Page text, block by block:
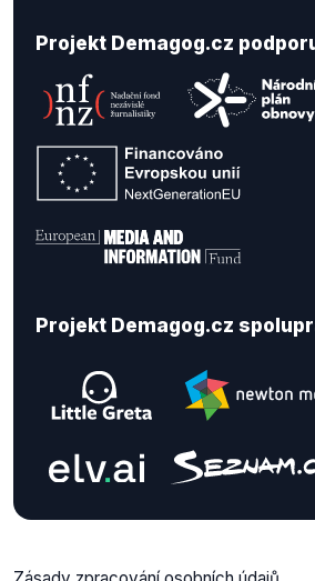
Projekt Demagog.cz
Projekt Demagog.cz